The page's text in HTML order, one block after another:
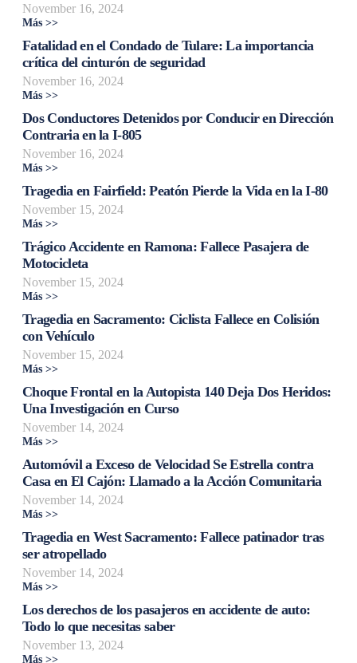
November 16, 2024
Más >>
Fatalidad en el Condado de Tulare: La importancia
crítica del cinturón de seguridad
November 16, 2024
Más >>
Dos Conductores Detenidos por Conducir en Dirección
Contraria en la I-805
November 16, 2024
Más >>
Tragedia en Fairfield: Peatón Pierde la Vida en la I-80
November 15, 2024
Más >>
Trágico Accidente en Ramona: Fallece Pasajera de
Motocicleta
November 15, 2024
Más >>
Tragedia en Sacramento: Ciclista Fallece en Colisión
con Vehículo
November 15, 2024
Más >>
Choque Frontal en la Autopista 140 Deja Dos Heridos:
Una Investigación en Curso
November 14, 2024
Más >>
Automóvil a Exceso de Velocidad Se Estrella contra
Casa en El Cajón: Llamado a la Acción Comunitaria
November 14, 2024
Más >>
Tragedia en West Sacramento: Fallece patinador tras
ser atropellado
November 14, 2024
Más >>
Los derechos de los pasajeros en accidente de auto:
Todo lo que necesitas saber
November 13, 2024
Más >>